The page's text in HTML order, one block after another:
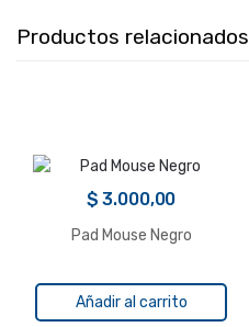
Productos relacionados
$ 3.000,00
Pad Mouse Negro
Añadir al carrito